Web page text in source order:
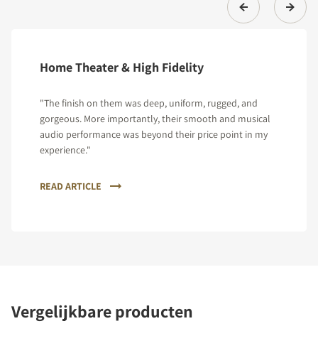
Home Theater & High Fidelity
"The finish on them was deep, uniform, rugged, and
gorgeous. More importantly, their smooth and musical
audio performance was beyond their price point in my
experience."
READ ARTICLE
Vergelijkbare producten